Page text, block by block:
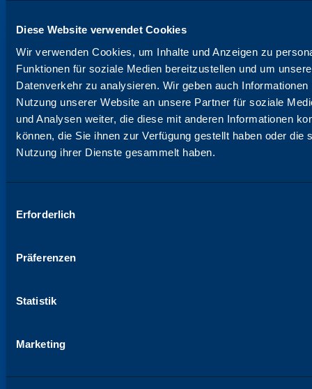
Diese Website verwendet Cookies
Wir verwenden Cookies, um Inhalte und Anzeigen zu
Funktionen für soziale Medien bereitzustellen und um
Datenverkehr zu analysieren. Wir geben auch Informationen
Nutzung unserer Website an unsere Partner für soziale
und Analysen weiter, die diese mit anderen Informationen
können, die Sie ihnen zur Verfügung gestellt haben oder die
Nutzung ihrer Dienste gesammelt haben.
mitErforderlich
Präferenzen
Statistik
Marketing
DOKUMENTEN UND DOWNLOADS
Ressourcenzentrum
Katun finden Sie Anleitungen, Datenblätter, Videos,